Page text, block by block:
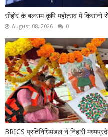
सीहोर के बलराम कृषि महोत्सव में
August 08, 2026 0
BRICS प्रतिनिधिमंडल ने निहारी